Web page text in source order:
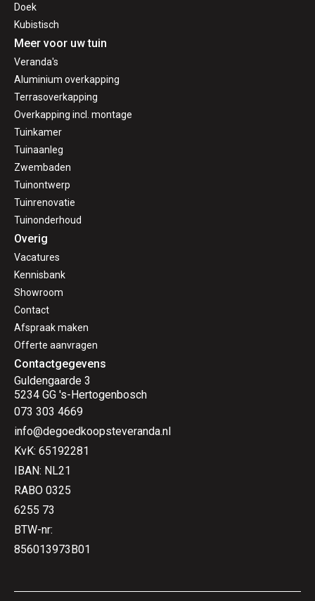
Doek
Kubistisch
Meer voor uw tuin
Veranda's
Aluminium overkapping
Terrasoverkapping
Overkapping incl. montage
Tuinkamer
Tuinaanleg
Zwembaden
Tuinontwerp
Tuinrenovatie
Tuinonderhoud
Overig
Vacatures
Kennisbank
Showroom
Contact
Afspraak maken
Offerte aanvragen
Contactgegevens
Guldengaarde 3
5234 GG 's-Hertogenbosch
073 303 4669
info@degoedkoopsteveranda.nl
KvK: 65192281
IBAN: NL21
RABO 0325
6255 73
BTW-nr:
856013973B01